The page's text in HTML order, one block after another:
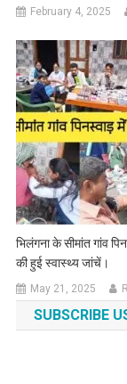
February 4, 2025
भिलंगना के सीमांत गांव
की हुई स्वास्थ्य जांचें।
May 21, 2025
SUBSCRIBE